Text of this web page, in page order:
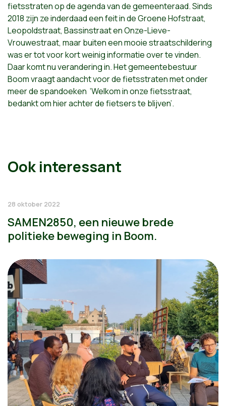
fietsstraten op de agenda van de gemeenteraad. Sinds
2018 zijn ze inderdaad een feit in deGroene Hofstraat,
Leopoldstraat, Bassinstraat en Onze-Lieve-
Vrouwestraat, maar buiten een mooie straatschildering
was er tot voor kort weinig informatie over te vinden.
Daar komt nu verandering in.Het gemeentebestuur
Boom vraagt aandacht voor de fietsstraten met onder
meer de spandoeken ‘Welkom in onze fietsstraat,
bedankt om hier achter de fietsers te blijven’.
Ook interessant
28 oktober 2022
SAMEN2850, een nieuwe brede
politieke beweging in Boom.